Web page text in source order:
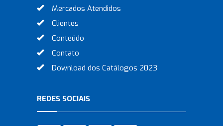
Mercados Atendidos
Clientes
Conteúdo
Contato
Download dos Catálogos 2023
REDES SOCIAIS